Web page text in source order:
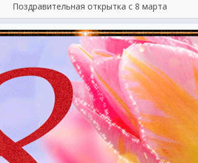
Поздравительная открытка с 8 марта